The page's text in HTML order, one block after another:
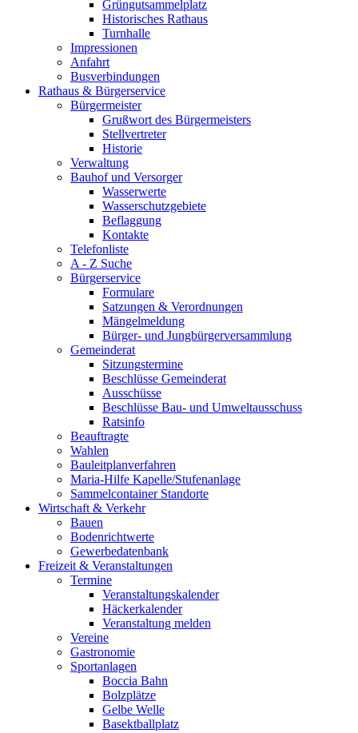
Grüngutsammelplatz
Historisches Rathaus
Turnhalle
Impressionen
Anfahrt
Busverbindungen
Rathaus & Bürgerservice
Bürgermeister
Grußwort des Bürgermeisters
Stellvertreter
Historie
Verwaltung
Bauhof und Versorger
Wasserwerte
Wasserschutzgebiete
Beflaggung
Kontakte
Telefonliste
A - Z Suche
Bürgerservice
Formulare
Satzungen & Verordnungen
Mängelmeldung
Bürger- und Jungbürgerversammlung
Gemeinderat
Sitzungstermine
Beschlüsse Gemeinderat
Ausschüsse
Beschlüsse Bau- und Umweltausschuss
Ratsinfo
Beauftragte
Wahlen
Bauleitplanverfahren
Maria-Hilfe Kapelle/Stufenanlage
Sammelcontainer Standorte
Wirtschaft & Verkehr
Bauen
Bodenrichtwerte
Gewerbedatenbank
Freizeit & Veranstaltungen
Termine
Veranstaltungskalender
Häckerkalender
Veranstaltung melden
Vereine
Gastronomie
Sportanlagen
Boccia Bahn
Bolzplätze
Gelbe Welle
Basektballplatz